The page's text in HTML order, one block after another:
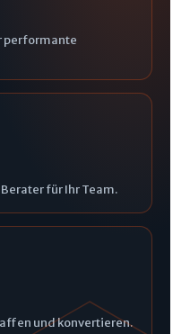
performante
für Ihr Team.
und konvertieren.